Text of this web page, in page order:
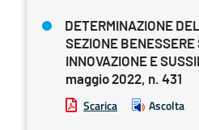
DETERMINAZIONE
SEZIONE BENESSERE
INNOVAZIONE E
maggio 2022, n. 431
Scarica Ascolta